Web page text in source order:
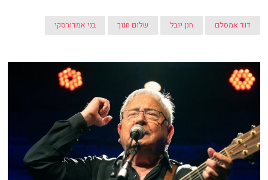
דוד אמסלם חנן יובל שלום חנוך בני אמדורסקי